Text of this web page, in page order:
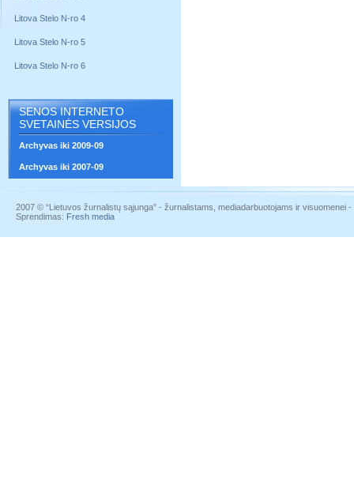
Litova Stelo N-ro 4
Litova Stelo N-ro 5
Litova Stelo N-ro 6
SENOS INTERNETO
SVETAINĖS VERSIJOS
Archyvas iki 2009-09
Archyvas iki 2007-09
2007 © “Lietuvos žurnalistų sąjunga” - žurnalistams, mediadarbuotojams ir visuomenei
Sprendimas: Fresh media